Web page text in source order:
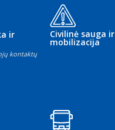
ir
kontaktų
Civilinė sauga ir
mobilizacija